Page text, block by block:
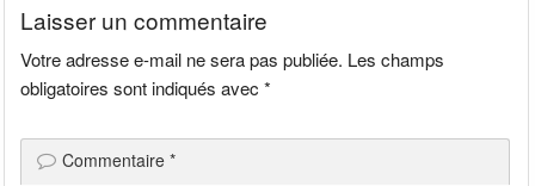
Laisser un commentaire
Votre adresse e-mail ne sera pas publiée. Les champs
obligatoires sont indiqués avec*
Commentaire*